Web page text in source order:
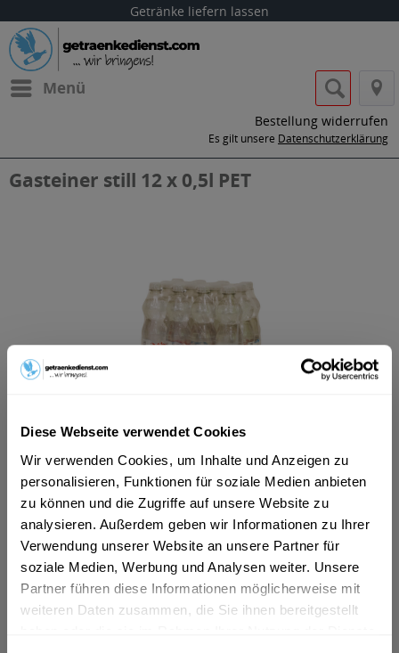
Diese Webseite verwendet Cookies
Wir verwenden Cookies, um Inhalte und Anzeigen zu
personalisieren, Funktionen für soziale Medien anbieten
zu können und die Zugriffe auf unsere Website zu
analysieren. Außerdem geben wir Informationen zu Ihrer
Verwendung unserer Website an unsere Partner für
soziale Medien, Werbung und Analysen weiter. Unsere
Partner führen diese Informationen möglicherweise mit
weiteren Daten zusammen, die Sie ihnen bereitgestellt
Getränke liefern lassen
Menü
Bestellung widerrufen
Es gilt unsere Datenschutzerklärung
Gasteiner still 12 x 0,5l PET
ab 7,92 € *
Inhalt: 6 Liter (1,32 € * / 1 Liter)
inkl. MwSt.ggf. zzgl. Erschwerniszuschlag
Vorrätig
In den Warenkorb